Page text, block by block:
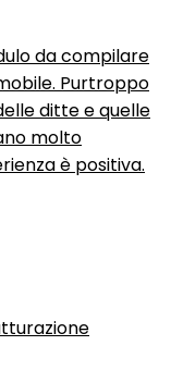
da compilare
Purtroppo
ditte e quelle
molto
è positiva.